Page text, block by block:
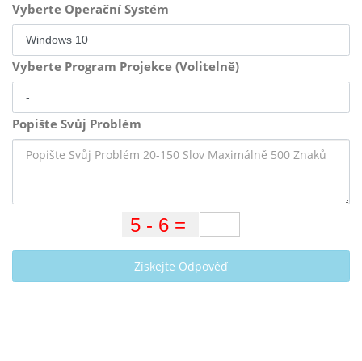
Vyberte Operační Systém
Vyberte Program Projekce (Volitelně)
Popište Svůj Problém
Získejte Odpověď